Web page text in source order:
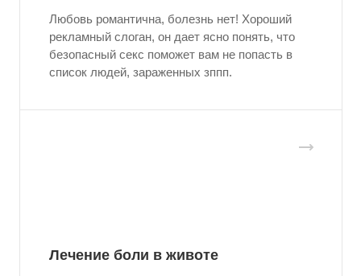
Любовь романтична, болезнь нет! Хороший
рекламный слоган, он дает ясно понять, что
безопасный секс поможет вам не попасть в
список людей, зараженных зппп.
Лечение боли в животе